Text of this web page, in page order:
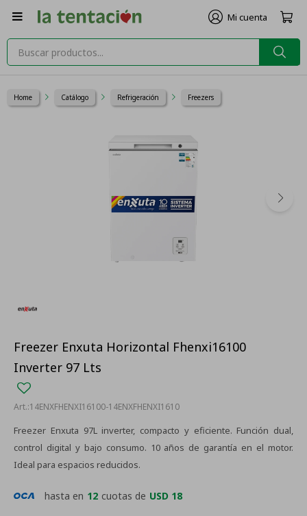

Home Catálogo Refrigeración Freezers
Freezer Enxuta Horizontal Fhenxi16100
Inverter 97 Lts
14ENXFHENXI16100-14ENXFHENXI1610
Freezer Enxuta 97L inverter, compacto y eficiente. Función dual,
control digital y bajo consumo. 10 años de garantía en el motor.
Ideal para espacios reducidos.
hasta en 12 cuotas de USD 18